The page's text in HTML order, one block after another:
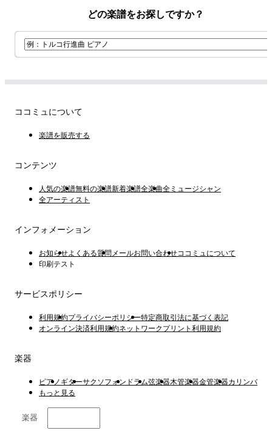
どの楽譜をお探しですか？
ココミュについて
楽譜を販売する
コンテンツ
人気の楽譜無料の楽譜新着楽譜全楽曲全ミュージシャン
全アーティスト
インフォメーション
お知らせよくある質問 メールお問い合わせココミュについて
印刷テスト
サービスポリシー
利用規約プライバシーポリシー特定商取引法に基づく表記
オンライン決済利用規約ネットワークプリント利用規約
楽器
ピアノ ギターサクソフォン ドラム弦楽器木管楽器金管楽器カリンバ
もっと見る
楽器